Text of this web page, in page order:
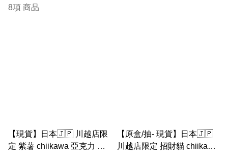
8項 商品
【現貨】日本🇯🇵 川越店限
定 紫薯 chiikawa 亞克力 匙
【原盒/抽- 現貨】日本🇯🇵
川越店限定 招財貓 chiikawa